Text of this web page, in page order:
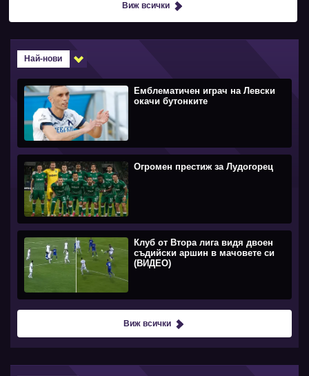
Виж всички
Най-нови
Емблематичен играч на Левски
окачи бутонките
Огромен престиж за Лудогорец
Клуб от Втора лига видя двоен
съдийски аршин в мачовете си
(ВИДЕО)
Виж всички